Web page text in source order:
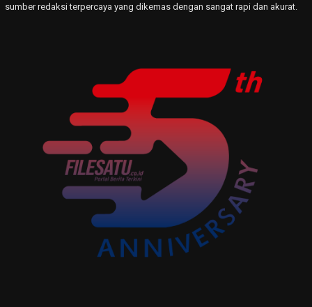
sumber redaksi terpercaya yang dikemas dengan sangat rapi dan akurat.